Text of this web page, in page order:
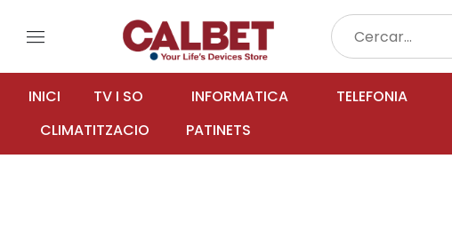
menu
INICI TV I SO INFORMATICA TELEFONIA
CLIMATITZACIO
PATINETS